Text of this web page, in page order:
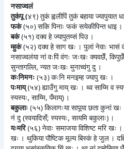
नसाज्वलं
तुकंपू (४९) तुकं ह्वलीपिं तुकं बहाया ज्यापुयात
फकं(५०) सकि पिनाः फकं सयेकीपिन्त धाइ ।
बकं(५१) दक्व हे ज्यापुतय्सं पिउ ।
म्हुकं(५२) दक्व हे साग खः । पुलां नेवाः भासं
नसाज्वलंया नां वःपिं वंगः जःखः क्यवछेँ,
सुन्तागल्लि, न्यत जःखः मुनाच्वंगु दु ।
कःनिमनः (५३) कःनि मनइम्ह ज्यापु खः ।
पःमाय्(५४) ह्याउँगु माय् खः । थ्व साय्मि व
स्यस्यः, साय्मि, पँमाय्) ।
बकुलाः (५५) किलागःया सापूया छता कुनां
नं दु (स्वयादिसँ; स्यस्यः, सायमि बकुलाः) ।
यःमरि(५६) नेवाः समाजया विशिष्ट मरि खः ।
खः । थुकिया पौष्टिक मूल्य बिस्कं हे जुल ।